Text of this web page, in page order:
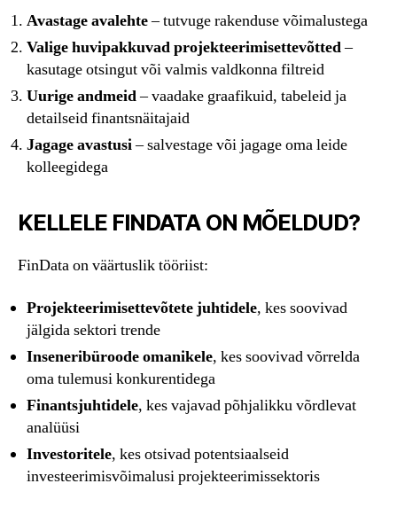
Avastage avalehte– tutvuge rakenduse võimalustega
Valige huvipakkuvad projekteerimisettevõtted–
kasutage otsingut või valmis valdkonna filtreid
Uurige andmeid– vaadake graafikuid, tabeleid ja
detailseid finantsnäitajaid
Jagage avastusi– salvestage või jagage oma leide
kolleegidega
KELLELE FINDATA ON MÕELDUD?
FinData on väärtuslik tööriist:
Projekteerimisettevõtete juhtidele, kes soovivad
jälgida sektori trende
Inseneribüroode omanikele, kes soovivad võrrelda
oma tulemusi konkurentidega
Finantsjuhtidele, kes vajavad põhjalikku võrdlevat
analüüsi
Investoritele, kes otsivad potentsiaalseid
investeerimisvõimalusi projekteerimissektoris